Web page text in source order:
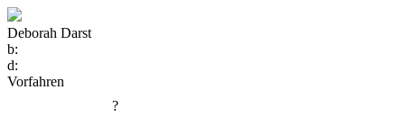
Deborah Darst
b:
d:
Vorfahren
?